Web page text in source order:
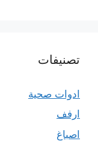
تصنيفات
ادوات صحية
ارفف
اصباغ